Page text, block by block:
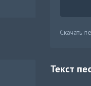
Скачать
Текст